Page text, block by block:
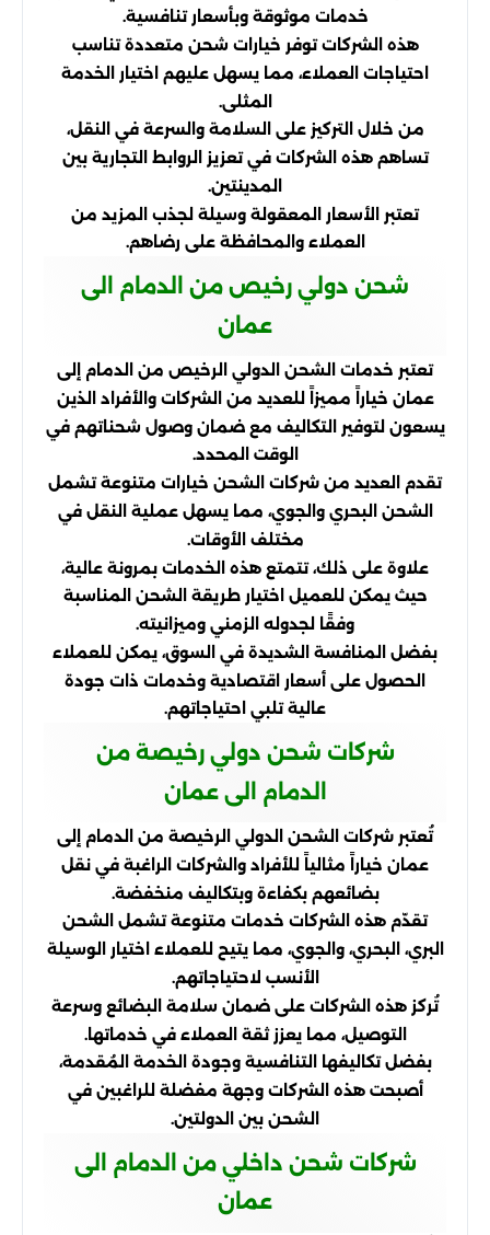
خدمات موثوقة وبأسعار تنافسية.
هذه الشركات توفر خيارات شحن متعددة تناسب
احتياجات العملاء، مما يسهل عليهم اختيار الخدمة
المثلى.
من خلال التركيز على السلامة والسرعة في النقل،
تساهم هذه الشركات في تعزيز الروابط التجارية بين
المدينتين.
تعتبر الأسعار المعقولة وسيلة لجذب المزيد من
العملاء والمحافظة على رضاهم.
شحن دولي رخيص من الدمام الى
عمان
تعتبر خدمات الشحن الدولي الرخيص من الدمام إلى
عمان خياراً مميزاً للعديد من الشركات والأفراد الذين
يسعون لتوفير التكاليف مع ضمان وصول شحناتهم في
الوقت المحدد.
تقدم العديد من شركات الشحن خيارات متنوعة تشمل
الشحن البحري والجوي، مما يسهل عملية النقل في
مختلف الأوقات.
علاوة على ذلك، تتمتع هذه الخدمات بمرونة عالية،
حيث يمكن للعميل اختيار طريقة الشحن المناسبة
وفقًا لجدوله الزمني وميزانيته.
بفضل المنافسة الشديدة في السوق، يمكن للعملاء
الحصول على أسعار اقتصادية وخدمات ذات جودة
عالية تلبي احتياجاتهم.
شركات شحن دولي رخيصة من
الدمام الى عمان
تُعتبر شركات الشحن الدولي الرخيصة من الدمام إلى
عمان خياراً مثالياً للأفراد والشركات الراغبة في نقل
بضائعهم بكفاءة وبتكاليف منخفضة.
تقدّم هذه الشركات خدمات متنوعة تشمل الشحن
البري، البحري، والجوي، مما يتيح للعملاء اختيار الوسيلة
الأنسب لاحتياجاتهم.
تُركز هذه الشركات على ضمان سلامة البضائع وسرعة
التوصيل، مما يعزز ثقة العملاء في خدماتها.
بفضل تكاليفها التنافسية وجودة الخدمة المُقدمة،
أصبحت هذه الشركات وجهة مفضلة للراغبين في
الشحن بين الدولتين.
شركات شحن داخلي من الدمام الى
عمان